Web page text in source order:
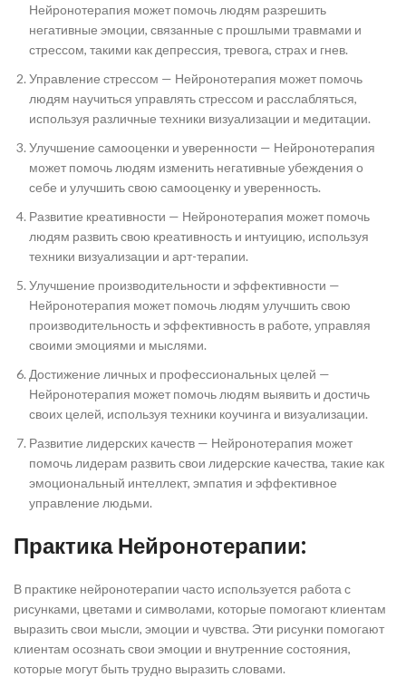
Нейронотерапия может помочь людям разрешить
негативные эмоции, связанные с прошлыми травмами и
стрессом, такими как депрессия, тревога, страх и гнев.
Управление стрессом — Нейронотерапия может помочь
людям научиться управлять стрессом и расслабляться,
используя различные техники визуализации и медитации.
Улучшение самооценки и уверенности — Нейронотерапия
может помочь людям изменить негативные убеждения о
себе и улучшить свою самооценку и уверенность.
Развитие креативности — Нейронотерапия может помочь
людям развить свою креативность и интуицию, используя
техники визуализации и арт-терапии.
Улучшение производительности и эффективности —
Нейронотерапия может помочь людям улучшить свою
производительность и эффективность в работе, управляя
своими эмоциями и мыслями.
Достижение личных и профессиональных целей —
Нейронотерапия может помочь людям выявить и достичь
своих целей, используя техники коучинга и визуализации.
Развитие лидерских качеств — Нейронотерапия может
помочь лидерам развить свои лидерские качества, такие как
эмоциональный интеллект, эмпатия и эффективное
управление людьми.
Практика Нейронотерапии:
В практике нейронотерапии часто используется работа с
рисунками, цветами и символами, которые помогают клиентам
выразить свои мысли, эмоции и чувства. Эти рисунки помогают
клиентам осознать свои эмоции и внутренние состояния,
которые могут быть трудно выразить словами.